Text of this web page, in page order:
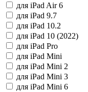
для iPad Air 6
для iPad 9.7
для iPad 10.2
для iPad 10 (2022)
для iPad Pro
для iPad Mini
для iPad Mini 2
для iPad Mini 3
для iPad Mini 6